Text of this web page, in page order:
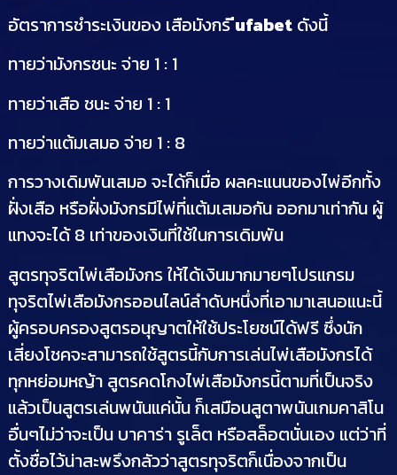
อัตราการชำระเงินของ เสือมังกรีufabetดังนี้
ทายว่ามังกรชนะ จ่าย 1 : 1
ทายว่าเสือ ชนะ จ่าย 1 : 1
ทายว่าแต้มเสมอ จ่าย 1 : 8
การวางเดิมพันเสมอ จะได้ก็เมื่อ ผลคะแนนของไพ่อีกทั้ง
ฝั่งเสือ หรือฝั่งมังกรมีไพ่ที่แต้มเสมอกัน ออกมาเท่ากัน ผู้
แทงจะได้ 8 เท่าของเงินที่ใช้ในการเดิมพัน
สูตรทุจริตไพ่เสือมังกร ให้ได้เงินมากมายๆโปรแกรม
ทุจริตไพ่เสือมังกรออนไลน์ลำดับหนึ่งที่เอามาเสนอแนะนี้
ผู้ครอบครองสูตรอนุญาตให้ใช้ประโยชน์ได้ฟรี ซึ่งนัก
เสี่ยงโชคจะสามารถใช้สูตรนี้กับการเล่นไพ่เสือมังกรได้
ทุกหย่อมหญ้า สูตรคดโกงไพ่เสือมังกรนี้ตามที่เป็นจริง
แล้วเป็นสูตรเล่นพนันแค่นั้น ก็เสมือนสูตาพนันเกมคาสิโน
อื่นๆไม่ว่าจะเป็น บาคาร่า รูเล็ต หรือสล็อตนั่นเอง แต่ว่าที่
ตั้งชื่อไว้น่าสะพรึงกลัวว่าสูตรทุจริตก็เนื่องจากเป็น